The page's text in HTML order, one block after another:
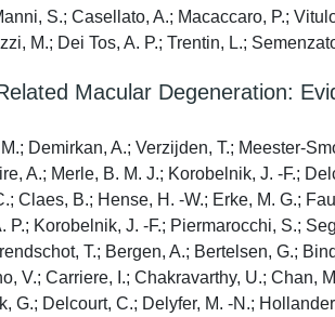
S.; Casellato, A.; Macaccaro, P.;
M.; Dei Tos, A. P.; Trentin, L.;
Macular Degeneration:
Demirkan, A.; Verzijden, T.; Meester-
A.; Merle, B. M. J.; Korobelnik, J. -F.;
B.; Hense, H. -W.; Erke, M. G.;
Korobelnik, J. -F.; Piermarocchi, S.;
T.; Bergen, A.; Bertelsen, G.;
V.; Carriere, I.; Chakravarthy, U.; Chan,
Delcourt, C.; Delyfer, M. -N.;